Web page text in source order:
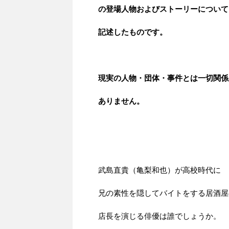
の登場人物およびストーリーについて
記述したものです。
現実の人物・団体・事件とは一切関
ありません。
武島直貴（亀梨和也）が高校時代に
兄の素性を隠してバイトをする居酒
店長を演じる俳優は誰でしょうか。